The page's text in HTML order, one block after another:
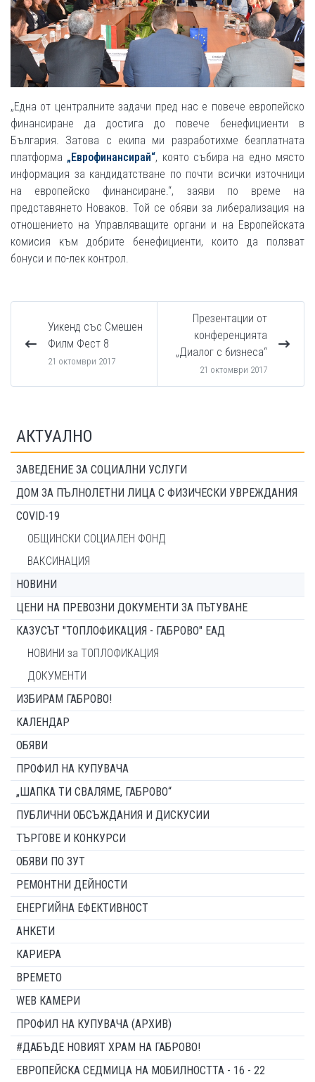
„Една от централните задачи пред нас е повече европейско
финансиране да достига до повече бенефициенти в
България. Затова с екипа ми разработихме безплатната
платформа „Еврофинансирай“, която събира на едно място
информация за кандидатстване по почти всички източници
на европейско финансиране.“, заяви по време на
представянето Новаков. Той се обяви за либерализация на
отношението на Управляващите органи и на Европейската
комисия към добрите бенефициенти, които да ползват
бонуси и по-лек контрол.
Уикенд със Смешен
Филм Фест 8
21 октомври 2017
Презентации от
конференцията
„Диалог с бизнеса“
21 октомври 2017
АКТУАЛНО
ЗАВЕДЕНИЕ ЗА СОЦИАЛНИ УСЛУГИ
ДОМ ЗА ПЪЛНОЛЕТНИ ЛИЦА С ФИЗИЧЕСКИ УВРЕЖДАНИЯ
COVID-19
ОБЩИНСКИ СОЦИАЛЕН ФОНД
ВАКСИНАЦИЯ
НОВИНИ
ЦЕНИ НА ПРЕВОЗНИ ДОКУМЕНТИ ЗА ПЪТУВАНЕ
КАЗУСЪТ "ТОПЛОФИКАЦИЯ - ГАБРОВО" ЕАД
НОВИНИ за ТОПЛОФИКАЦИЯ
ДОКУМЕНТИ
ИЗБИРАМ ГАБРОВО!
КАЛЕНДАР
ОБЯВИ
ПРОФИЛ НА КУПУВАЧА
„ШАПКА ТИ СВАЛЯМЕ, ГАБРОВО“
ПУБЛИЧНИ ОБСЪЖДАНИЯ И ДИСКУСИИ
ТЪРГОВЕ И КОНКУРСИ
ОБЯВИ ПО ЗУТ
РЕМОНТНИ ДЕЙНОСТИ
ЕНЕРГИЙНА ЕФЕКТИВНОСТ
АНКЕТИ
КАРИЕРА
ВРЕМЕТО
WEB КАМЕРИ
ПРОФИЛ НА КУПУВАЧА (АРХИВ)
#ДАБЪДЕ НОВИЯТ ХРАМ НА ГАБРОВО!
ЕВРОПЕЙСКА СЕДМИЦА НА МОБИЛНОСТТА - 16 - 22